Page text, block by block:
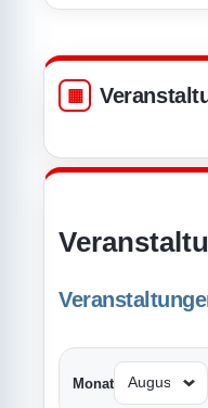
Monat